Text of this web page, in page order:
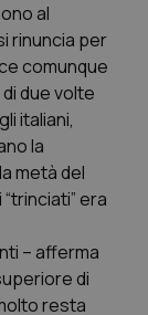
al
rinuncia per
comunque
due volte
italiani,
la
metà del
era
– afferma
di
resta